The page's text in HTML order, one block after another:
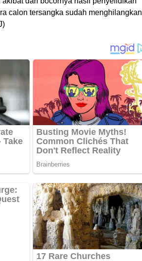
calon tersangka sudah menghilangkan